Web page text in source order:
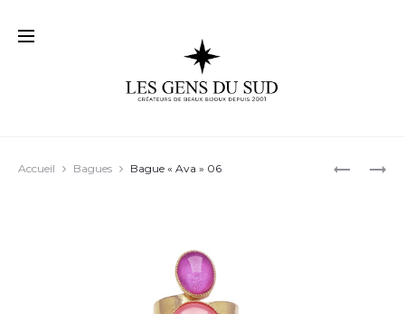
BAGUE
TOUTES
Accueil Bagues Bague « Ava » 06